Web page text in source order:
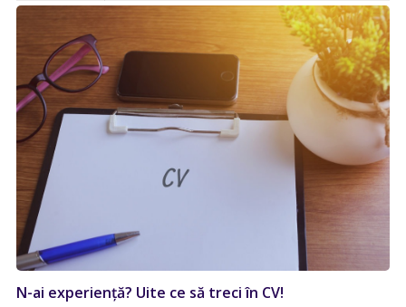
N-ai experiență? Uite ce să treci în CV!